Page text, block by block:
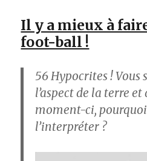
Il y a mieux à
foot-ball !
56Hypocrites !
l’aspect de la terre
moment-ci,
l’interpréter ?